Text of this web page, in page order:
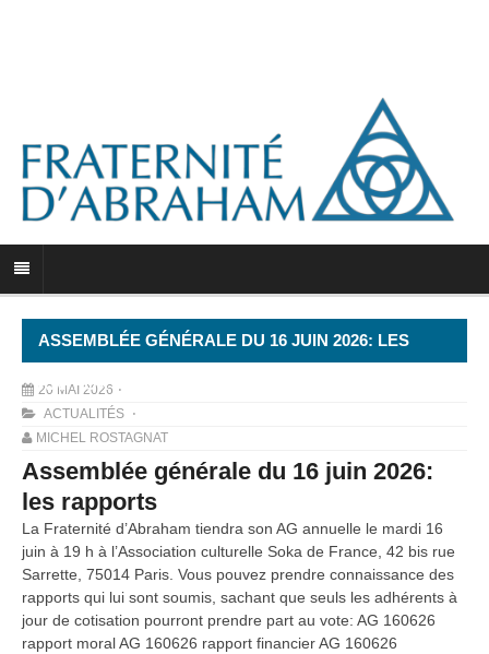
ASSEMBLÉE GÉNÉRALE DU 16 JUIN 2026: LES
RAPPORTS
20 MAI 2026
ACTUALITÉS
MICHEL ROSTAGNAT
Assemblée générale du 16 juin 2026:
les rapports
La Fraternité d’Abraham tiendra son AG annuelle le mardi 16
juin à 19 h à l’Association culturelle Soka de France, 42 bis rue
Sarrette, 75014 Paris. Vous pouvez prendre connaissance des
rapports qui lui sont soumis, sachant que seuls les adhérents à
jour de cotisation pourront prendre part au vote: AG 160626
rapport moral AG 160626 rapport financier AG 160626